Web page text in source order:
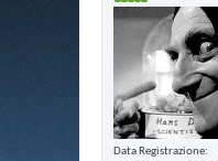
Data Registrazione